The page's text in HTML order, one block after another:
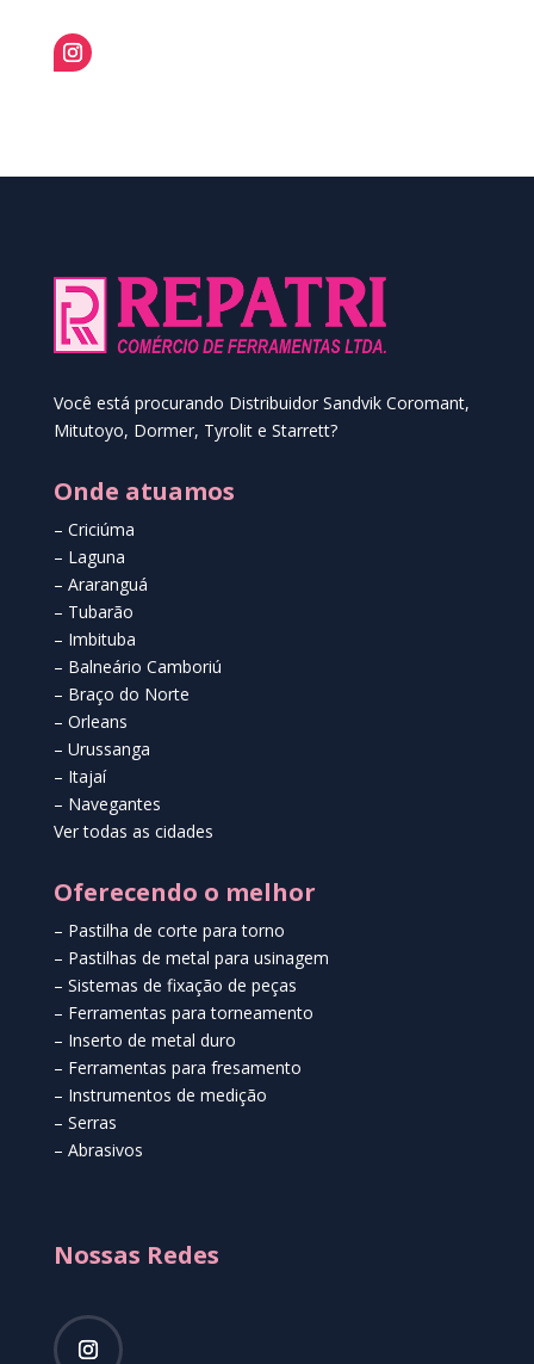
Você está procurando Distribuidor Sandvik Coromant,
Mitutoyo, Dormer, Tyrolit e Starrett?
Onde atuamos
– Criciúma
– Laguna
– Araranguá
– Tubarão
– Imbituba
– Balneário Camboriú
– Braço do Norte
– Orleans
– Urussanga
– Itajaí
– Navegantes
Ver todas as cidades
Oferecendo o melhor
– Pastilha de corte para torno
– Pastilhas de metal para usinagem
– Sistemas de fixação de peças
– Ferramentas para torneamento
– Inserto de metal duro
– Ferramentas para fresamento
– Instrumentos de medição
– Serras
– Abrasivos
Nossas Redes